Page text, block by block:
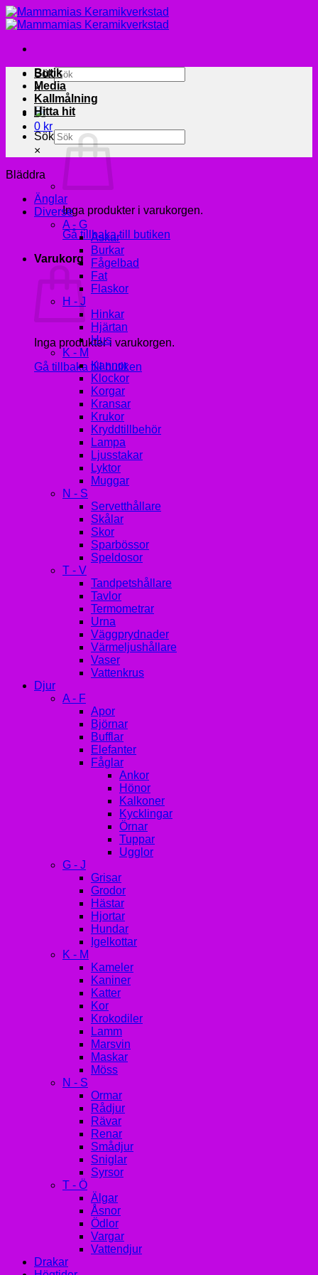
Skip
to
Sök
×
0 kr
Inga produkter i varukorgen.
Gå tillbaka till butiken
Varukorg
Inga produkter i varukorgen.
Gå tillbaka till butiken
Butik
Media
Kallmålning
Hitta hit
Sök
×
Bläddra
Änglar
Diverse
A - G
Askar
Burkar
Fågelbad
Fat
Flaskor
H - J
Hinkar
Hjärtan
Hus
K - M
Kannor
Klockor
Korgar
Kransar
Krukor
Kryddtillbehör
Lampa
Ljusstakar
Lyktor
Muggar
N - S
Servetthållare
Skålar
Skor
Sparbössor
Speldosor
T - V
Tandpetshållare
Tavlor
Termometrar
Urna
Väggprydnader
Värmeljushållare
Vaser
Vattenkrus
Djur
A - F
Apor
Björnar
Bufflar
Elefanter
Fåglar
Ankor
Hönor
Kalkoner
Kycklingar
Örnar
Tuppar
Ugglor
G - J
Grisar
Grodor
Hästar
Hjortar
Hundar
Igelkottar
K - M
Kameler
Kaniner
Katter
Kor
Krokodiler
Lamm
Marsvin
Maskar
Möss
N - S
Ormar
Rådjur
Rävar
Renar
Smådjur
Sniglar
Syrsor
T - Ö
Älgar
Åsnor
Ödlor
Vargar
Vattendjur
Drakar